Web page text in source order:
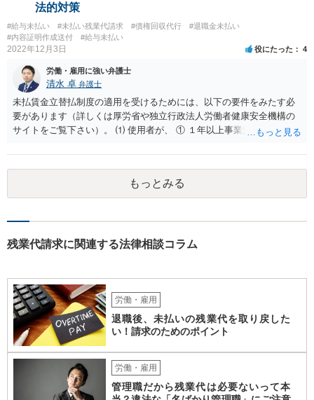
法的対策
#給与未払い #未払い残業代請求 #債権回収代行
#退職金未払い
#内容証明作成送付
#給与未払い
2022年12月3日 役にたった 4
労働・雇用に強い弁護士
清水 卓 弁護士
未払賃金立替払制度の適用を受けるためには、以下の要件をみたす必
要があります（詳しくは厚労省や独立行政法人労働者健康安全機構の
サイトをご覧下さい）。 ⑴ 使用者が、 ① １年以上事業活動を行って
産管財人等に倒産の事実等を証明してもらう必要あり。 •事実上の倒産
（中小企業について、事業活動が停止し、再開する見込みがなく、賃
金支払能力がない場合） → 労働基準監督署長の認定が必要。 (2) 労働
者が、倒産について裁判所への申立て等（法律上の倒産の場合）又は
合、そもそも、労働基準監督署長の認定を要するため、申請•認定に相
働基準監督署へ申告なされているとのことですが、労働基準監督署が
行うのは、原則として、会社への指導や是正勧告のため、未払い賃金
の支払いを会社に強制する措置までは行うことができないという実情
があります。 そのため、退職の意思を既に会社に表明しているのであ
れば、未払賃金の支払を求める労働審判や労働訴訟などの方法に切り
替えることを検討された方が適切なように思います（とろうとされて
いる主題と会社の実態とがマッチしていないように思われます）。 一
度、雇用契約書や就業規則などを持参の上、弁護士に直接相談されて
みてはいかがでしょうか。
もっとみる
残業代請求に関連する法律相談コラム
労働・雇用
退職後、未払いの残業代を取り戻した
い！請求のためのポイント
労働・雇用
管理職だから残業代は必要ないって本